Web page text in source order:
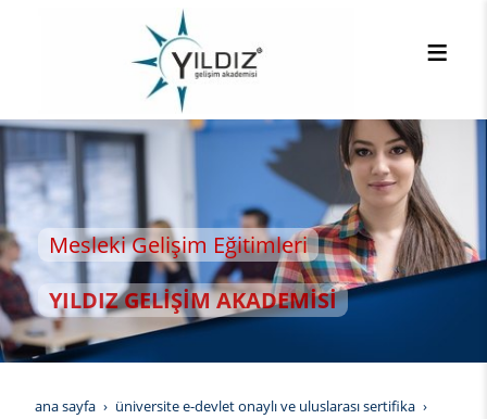
Gelişim Eğitimleri
GELİŞİM AKADEMİSİ
ana sayfa
üniversite e-devlet onaylı ve uluslarası sertifika